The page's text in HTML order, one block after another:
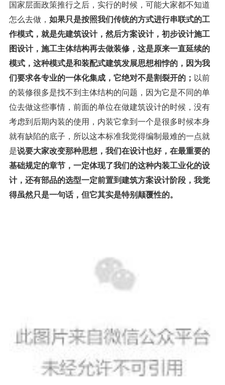
国家层面政策推行之后，实行的时候，可能大家都不知道
怎么去做， 如果只是按照我们传统的方式进行串联式的工
作模式，就是先建筑设计，然后方案设计，初步设计施工
图设计，施工主体结构再去做装修，这是原来一直延续的
模式，这种模式是和装配式建筑发展思想相悖的，因为我
们要求各专业的一体化集成，它绝对不是割裂开的； 以前
的装修很多是找不到主体结构的问题，因为它是不同的单
位去做这些事情，前面的单位在做建筑设计的时候，没有
考虑到后期内装的使用，内装它拿到一个是很多时候本身
就有缺陷的底子，所以这本标准我觉得编制最难的一点就
是说要大家改变那种思想，我们在设计也好，在最重要的
基础规定的章节，一定体现了我们的这种内装工业化的设
计，还有部品的选型一定前置到建筑方案设计阶段，我觉
得虽然只是一句话，但它其实是特别颠覆性的。